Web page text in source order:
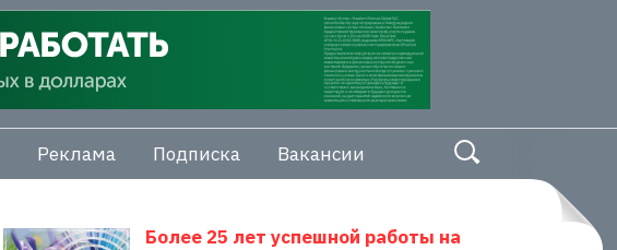
Реклама Подписка Вакансии
Более 25 лет успешной работы на